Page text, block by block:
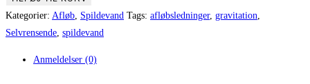
afløbsledninger
antal
Kategorier: Afløb Spildevand Tags: afløbsledninger, gravitation
Selvrensende spildevand
Anmeldelser (0)